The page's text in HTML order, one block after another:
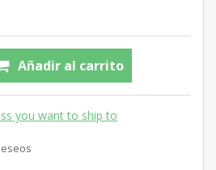
Añadir al carrito
you want to ship to